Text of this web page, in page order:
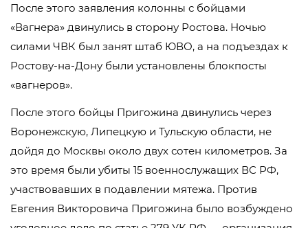
После этого заявления колонны с бойцами
«Вагнера» двинулись в сторону Ростова. Ночью
силами ЧВК был занят штаб ЮВО, а на подъездах к
Ростову-на-Дону были установлены блокпосты
«вагнеров».
После этого бойцы Пригожина двинулись через
Воронежскую, Липецкую и Тульскую области, не
дойдя до Москвы около двух сотен километров. За
это время были убиты 15 военнослужащих ВС РФ,
участвовавших в подавлении мятежа. Против
Евгения Викторовича Пригожина было возбуждено